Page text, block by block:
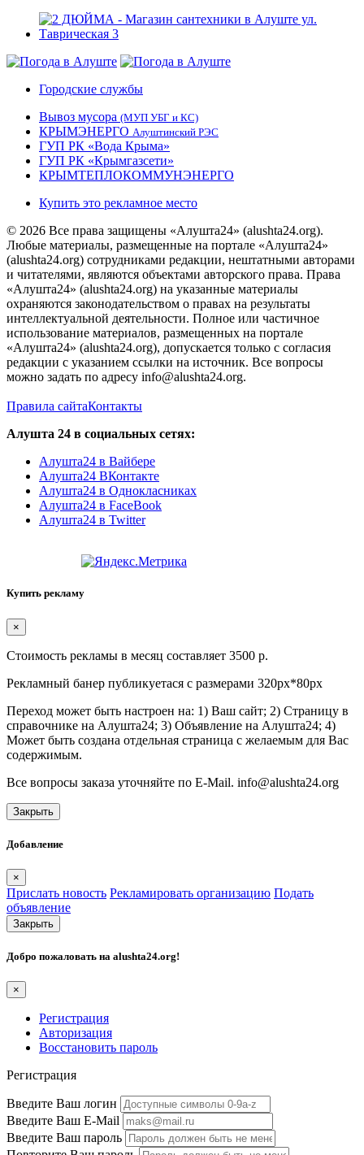
Городские службы
Вывоз мусора (МУП УБГ и КС)
КРЫМЭНЕРГО Алуштинский РЭС
ГУП РК «Вода Крыма»
ГУП РК «Крымгазсети»
КРЫМТЕПЛОКОММУНЭНЕРГО
Купить это рекламное место
© 2026 Все права защищены «Алушта24» (alushta24.org).
Любые материалы, размещенные на портале «Алушта24»
(alushta24.org) сотрудниками редакции, нештатными авторами
и читателями, являются объектами авторского права. Права
«Алушта24» (alushta24.org) на указанные материалы
охраняются законодательством о правах на результаты
интеллектуальной деятельности. Полное или частичное
использование материалов, размещенных на портале
«Алушта24» (alushta24.org), допускается только с согласия
редакции с указанием ссылки на источник. Все вопросы
можно задать по адресу info@alushta24.org.
Правила сайтаКонтакты
Алушта 24 в социальных сетях:
Алушта24 в Вайбере
Алушта24 ВКонтакте
Алушта24 в Однокласниках
Алушта24 в FaceBook
Алушта24 в Twitter
Купить рекламу
×
Стоимость рекламы в месяц составляет 3500 р.
Рекламный банер публикуетася с размерами 320px*80px
Переход может быть настроен на: 1) Ваш сайт; 2) Страницу в
справочнике на Алушта24; 3) Объявление на Алушта24; 4)
Может быть создана отдельная страница с желаемым для Вас
содержимым.
Все вопросы заказа уточняйте по E-Mail. info@alushta24.org
Закрыть
Добавление
×
Прислать новость Рекламировать организацию Подать
объявление
Закрыть
Добро пожаловать на alushta24.org!
×
Регистрация
Авторизация
Восстановить пароль
Регистрация
Введите Ваш логин
Введите Ваш E-Mail
Введите Ваш пароль